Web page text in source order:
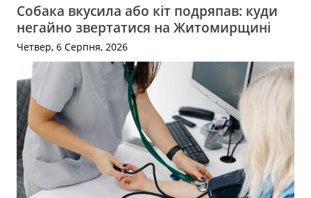
Собака вкусила або кіт подряпав: куди
негайно звертатися на Житомирщині
Четвер, 6 Серпня, 2026